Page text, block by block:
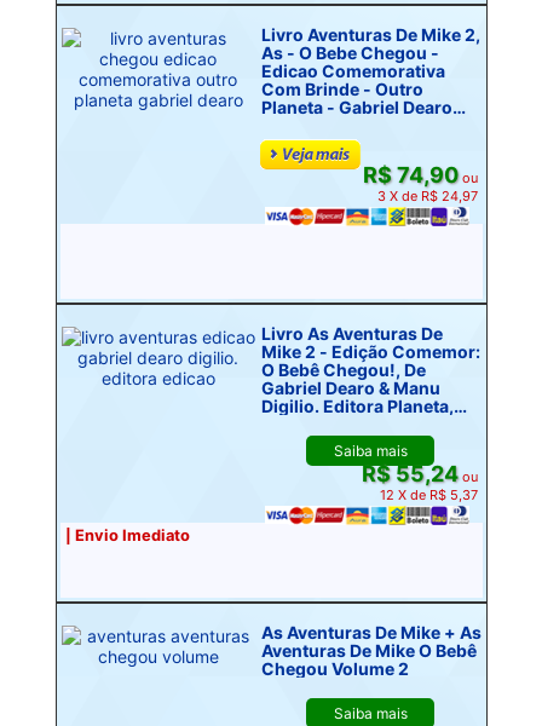
Livro Aventuras De Mike 2,
As - O Bebe Chegou -
Edicao Comemorativa
Com Brinde - Outro
Planeta - Gabriel Dearo
R$ 74,90ou
3 X de R$ 24,97
Livro As Aventuras De
Mike 2 - Edição Comemor:
O Bebê Chegou!, De
Gabriel Dearo & Manu
Digilio. Editora Planeta,
Portugu Saiba mais
| Envio Imediato
R$ 55,24ou
12 X de R$ 5,37
As Aventuras De Mike + As
Aventuras De Mike O Bebê
Chegou Volume 2
Saiba mais